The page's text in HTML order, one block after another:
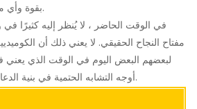
بقوة وأي ممثل كوميدي يسرق المواد.
في الوقت الحاضر ، لا يُنظر إليه كثيرًا
مفتاح النجاح الحقيقي. لا يعني ذلك أن
لبعضهم البعض اليوم في الوقت الذي يعني
أوجه التشابه الحتمية في بنية الدعابة الأساسية أو الشخصيات.